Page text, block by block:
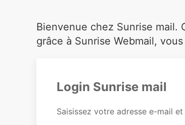
Bienvenue chez Sunrise
grâce à Sunrise Webmail,
Login Sunrise mail
Saisissez votre adresse e-mail